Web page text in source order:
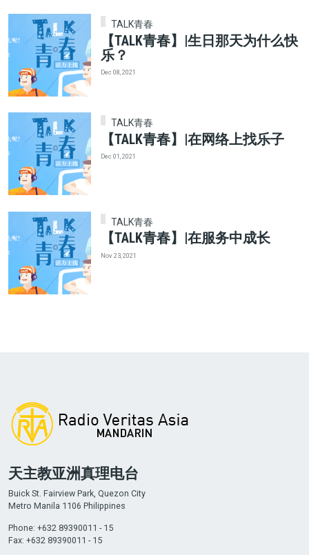
TALK青春
【TALK青春】|生日那天为什么快
乐？
Dec 08, 2021
TALK青春
【TALK青春】|在网络上找乐子
Dec 01, 2021
TALK青春
【TALK青春】|在服务中成长
Nov 23, 2021
天主教亚洲真理电台
Buick St. Fairview Park, Quezon City
Metro Manila 1106 Philippines
Phone: +632 89390011 - 15
Fax: +632 89390011 - 15